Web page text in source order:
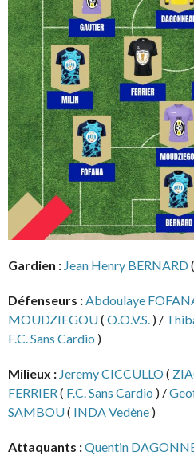
Gardien : Jean Henry BERNARD(
Défenseurs :Abdoulaye
MOUDZIEGOU( O.O.V.S. ) /
F.C. Sans Cardio )
Milieux : Jeremy CICCULLO(
FERRIER( F.C. Sans Cardio ) /
SAMBOU( INDA Vedène )
Attaquants :Quentin